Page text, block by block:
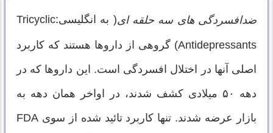
ضدافسردگی های سه حلقه ای ( به انگلیسی:Tricyclic
Antidepressants) گروهی از داروها هستند که کاربرد
اصلی آنها در اختلال افسردگی است. این داروها که در
دهه ۵۰ میلادی کشف شدند، در اواخر همان دهه به
بازار عرضه شدند. تنها کاربرد تائید شده از سوی FDA